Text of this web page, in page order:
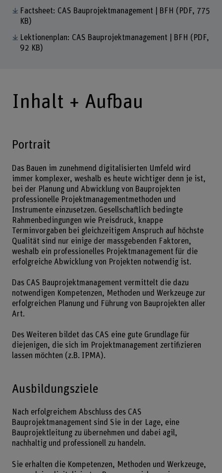
Factsheet: CAS Bauprojektmanagement | BFH (PDF, 775
KB)
Lektionenplan: CAS Bauprojektmanagement | BFH (PDF,
92 KB)
Inhalt + Aufbau
Portrait
Das Bauen im zunehmend digitalisierten Umfeld wird
immer komplexer, weshalb es heute wichtiger denn je ist,
bei der Planung und Abwicklung von Bauprojekten
professionelle Projektmanagementmethoden und
Instrumente einzusetzen. Gesellschaftlich bedingte
Rahmenbedingungen wie Preisdruck, knappe
Terminvorgaben bei gleichzeitigem Anspruch auf höchste
Qualität sind nur einige der massgebenden Faktoren,
weshalb ein professionelles Projektmanagement für die
erfolgreiche Abwicklung von Projekten notwendig ist.
Das CAS Bauprojektmanagement vermittelt die dazu
notwendigen Kompetenzen, Methoden und Werkzeuge zur
erfolgreichen Planung und Führung von Bauprojekten aller
Art.
Des Weiteren bildet das CAS eine gute Grundlage für
diejenigen, die sich im Projektmanagement zertifizieren
lassen möchten (z.B. IPMA).
Ausbildungsziele
Nach erfolgreichem Abschluss des CAS
Bauprojektmanagement sind Sie in der Lage, eine
Bauprojektleitung zu übernehmen und dabei agil,
nachhaltig und professionell zu handeln.
Sie erhalten die Kompetenzen, Methoden und Werkzeuge,